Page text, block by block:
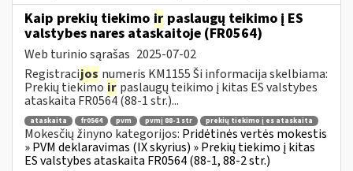
Kaip prekių tiekimo ir paslaugų teikimo į ES
valstybes nares ataskaitoje (FR0564)
Web turinio sąrašas 2025-07-02
Registracijos numeris KM1155 Ši informacija skelbiama:
Prekių tiekimo ir paslaugų teikimo į kitas ES valstybes
ataskaita FR0564 (88-1 str.)...
ataskaita fr0564 pvm pvmį 88-1 str prekių tiekimo į es ataskaita
Mokesčių žinyno kategorijos: Pridėtinės vertės mokestis
» PVM deklaravimas (IX skyrius) » Prekių tiekimo į kitas
ES valstybes ataskaita FR0564 (88-1, 88-2 str.)